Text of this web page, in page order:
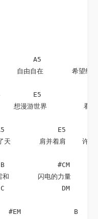
A5
自由自在       希望终
E5
想漫游世界         看奇
E5
天       肩并着肩    许
#CM
和       闪电的力量    把浩
C              DM
B